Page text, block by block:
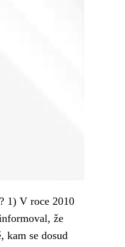
1) V roce 2010
že
kam se dosud